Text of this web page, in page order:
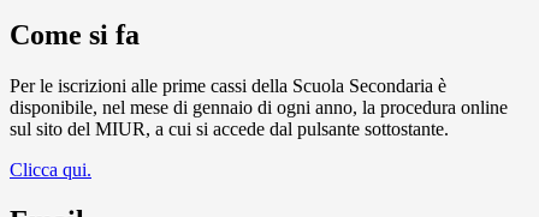
Come si fa
Per le iscrizioni alle prime cassi della Scuola Secondaria è
disponibile, nel mese di gennaio di ogni anno, la procedura online
sul sito del MIUR, a cui si accede dal pulsante sottostante.
Clicca qui.